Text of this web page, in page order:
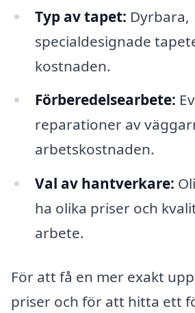
Typ av tapet: Dyrbara,
specialdesignade
kostnaden.
Förberedelsearbete:
reparationer av
arbetskostnaden.
Val av hantverkare:
ha olika priser och
arbete.
För att få en mer exakt
priser och för att hitta ett